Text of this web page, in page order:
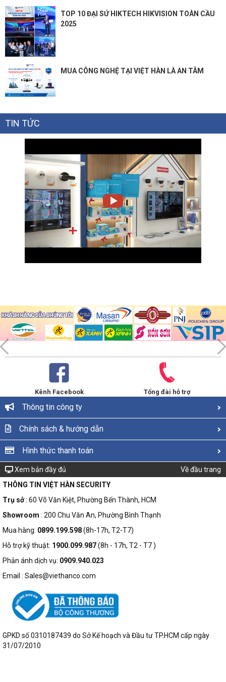
TOP 10 ĐẠI SỨ HIKTECH HIKVISION TOÀN CẦU
2025
MUA CÔNG NGHỆ TẠI VIỆT HÀN LÀ AN TÂM
TIN TỨC
Kênh Facebook Tổng đài hỗ trợ
Thông tin công ty
Chính sách & hướng dẫn
Hình thức thanh toán
Xem bản đầy đủ
Về đầu trang
THÔNG TIN VIỆT HÀN SECURITY
Trụ sở: 60 Võ Văn Kiệt, Phường Bến Thành, HCM
Showroom : 200 Chu Văn An, Phường Bình Thạnh
Mua hàng: 0899.199.598(8h-17h, T2-T7)
Hỗ trợ kỹ thuật: 1900.099.987(8h - 17h, T2 - T7 )
Phản ánh dịch vụ: 0909.940.023
Email : Sales@viethanco.com
GPKD số 0310187439 do Sở Kế hoạch và Đầu tư TP.HCM cấp ngày
31/07/2010